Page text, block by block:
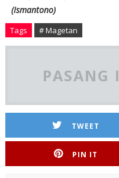
(Ismantono)
Tags # Magetan
PASANG
TWEET
PIN IT